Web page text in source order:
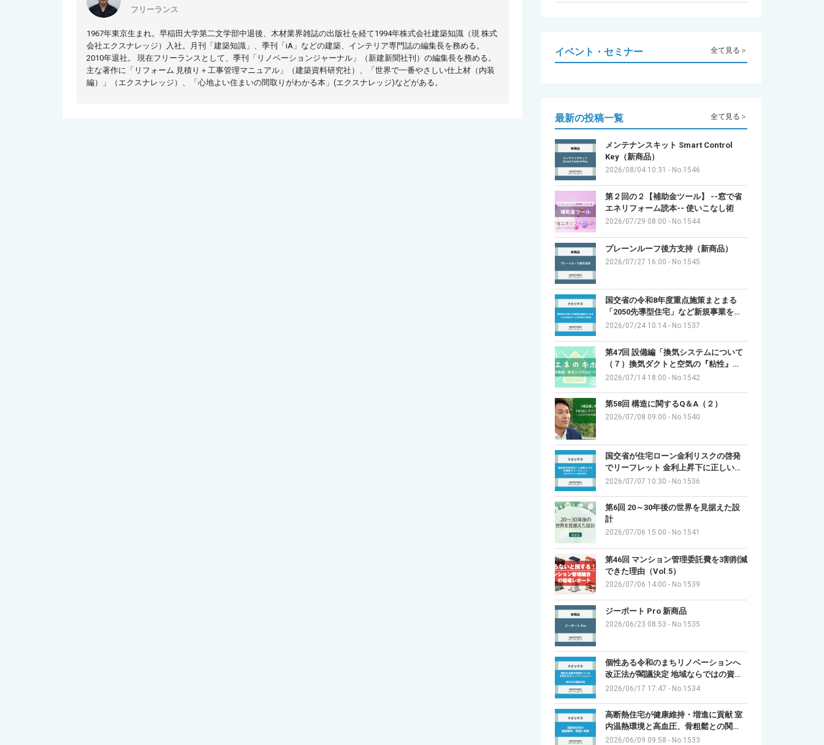
フリーランス
1967年東京生まれ。早稲田大学第二文学部中退後、木材業界雑誌の出版社を経て1994年株式会社建築知識（現 株式
会社エクスナレッジ）入社。月刊「建築知識」、季刊「iA」などの建築、インテリア専門誌の編集長を務める。
2010年退社。 現在フリーランスとして、季刊「リノベーションジャーナル」（新建新聞社刊）の編集長を務める。
主な著作に「リフォーム 見積り＋工事管理マニュアル」（建築資料研究社）、「世界で一番やさしい仕上材（内装
編）」（エクスナレッジ）、「心地よい住まいの間取りがわかる本」(エクスナレッジ)などがある。
イベント・セミナー 全て見る＞
最新の投稿一覧 全て見る＞
メンテナンスキット Smart Control
Key（新商品）
2026/08/04 10:31 - No.1546
第２回の２【補助金ツール】 --窓で省
エネリフォーム読本-- 使いこなし術
2026/07/29 08:00 - No.1544
プレーンルーフ後方支持（新商品）
2026/07/27 16:00 - No.1545
国交省の令和8年度重点施策まとまる
「2050先導型住宅」など新規事業を…
2026/07/24 10:14- No.1537
第47回 設備編「換気システムについて
（７）換気ダクトと空気の『粘性』…
2026/07/14 18:00 - No.1542
第58回 構造に関するQ＆A（２）
2026/07/08 09:00 - No.1540
国交省が住宅ローン金利リスクの啓発
でリーフレット 金利上昇下に正しい…
2026/07/07 10:30 - No.1536
第6回 20～30年後の世界を見据えた設
計
2026/07/06 15:00 - No.1541
第46回 マンション管理委託費を3割削減
できた理由（Vol.5）
2026/07/06 14:00 - No.1539
ジーポート Pro 新商品
2026/06/23 08:53 - No.1535
個性ある令和のまちリノベーションへ
改正法が閣議決定 地域ならではの資…
2026/06/17 17:47 - No.1534
高断熱住宅が健康維持・増進に貢献 室
内温熱環境と高血圧、骨粗鬆との関…
2026/06/09 09:58 - No.1533